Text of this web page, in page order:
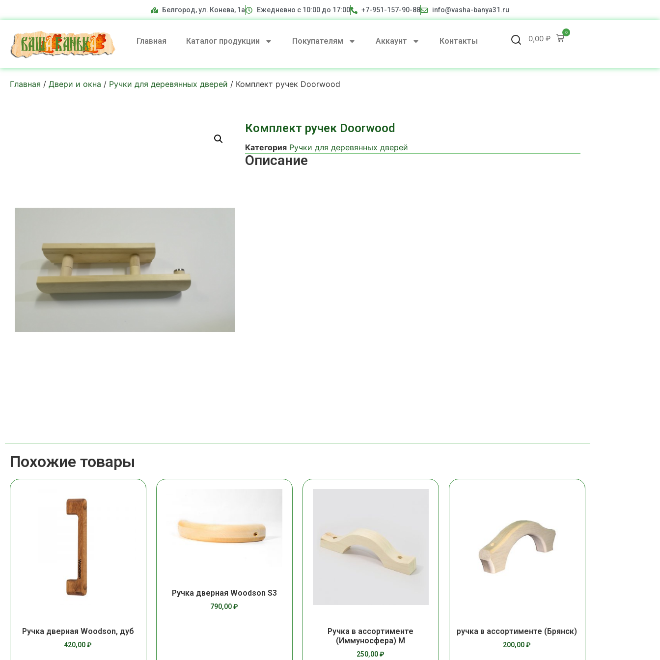
Белгород, ул. Конева, 1а Ежедневно с 10:00 до 17:00 +7-951-157-90-88 info@vasha-banya31.ru
Главная Каталог продукции Покупателям Аккаунт Контакты 0,00₽
0
Главная / Двери и окна / Ручки для деревянных дверей / Комплект ручек Doorwood
Комплект ручек Doorwood
Категория Ручки для деревянных дверей
Описание
Похожие товары
Ручка дверная Woodson, дуб
420,00₽
Ручка дверная Woodson S3
790,00₽
Ручка в ассортименте
(Иммуносфера) М
250,00₽
ручка в ассортименте (Брянск)
200,00₽